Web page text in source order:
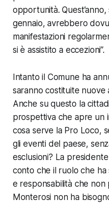
opportunità.
gennaio, avrebbero
manifestazioni
si è assistito a eccezioni”.
Intanto il Comune ha
saranno costituite nuove
Anche su questo la
prospettiva che apre un
cosa serve la Pro Loco,
gli eventi del paese,
esclusioni? La
conto che il ruolo che
e responsabilità che non
Monterosi non ha